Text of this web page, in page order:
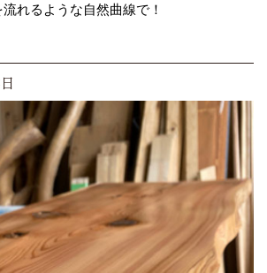
れるような自然曲線で！